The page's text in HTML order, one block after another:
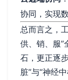
协同，实现
总而言之，
供、销、服”
石，更正逐
脏”与“神经